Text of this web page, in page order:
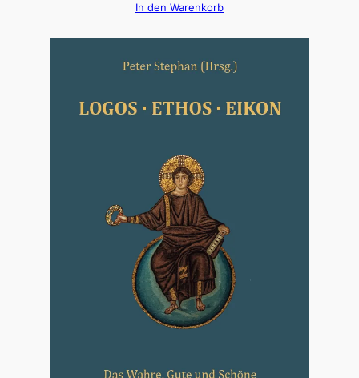
In den Warenkorb